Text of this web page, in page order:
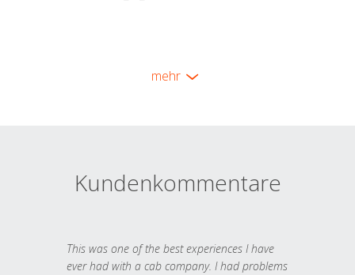
mehr
Kundenkommentare
This was one of the best experiences I have
ever had with a cab company. I had problems